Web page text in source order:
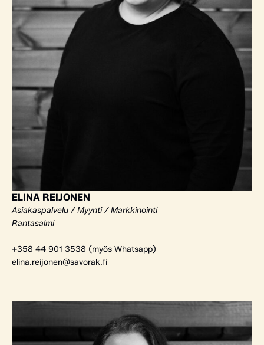
ELINA REIJONEN
Asiakaspalvelu / Myynti / Markkinointi
Rantasalmi
+358 44 901 3538 (myös Whatsapp)
elina.reijonen@savorak.fi